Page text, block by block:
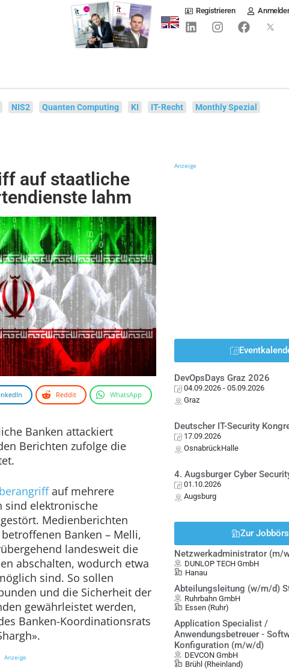
Registrieren
NIS2 Quanten Computing KI IT-Recht Monthly Spezial
auf staatliche
lahm
Reddit WhatsApp
Banken attackiert
Berichten zufolge die
auf mehrere
sind elektronische
Medienberichten
Banken – Melli,
landesweit die
abschalten, wodurch etwa
sind. So sollen
und die Sicherheit der
gewährleistet werden,
Banken-Koordinationsrats
Anzeige
Anzeige
DevOpsDays Graz 2026
04.09.2026 - 05.09.2026
Graz
Deutscher IT-Security
17.09.2026
OsnabrückHalle
4. Augsburger Cyber
01.10.2026
Augsburg
Zur
Netzwerkadministrator (m/
DUNLOP TECH GmbH
Hanau
Abteilungsleitung (w/m/d)
Ruhrbahn GmbH
Essen (Ruhr)
Application Specialist /
Anwendungsbetreuer -
Konfiguration (m/w/d)
DEVCON GmbH
Brühl (Rheinland)